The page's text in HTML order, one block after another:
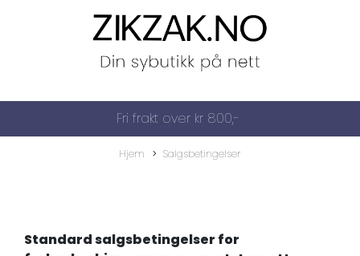
Fri frakt over kr 800,-
Hjem Salgsbetingelser
Standard salgsbetingelser for